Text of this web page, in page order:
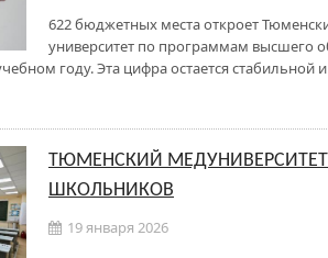
622 бюджетных места откроет
университет по программам высшего
году. Эта цифра остается стабильной
ТЮМЕНСКИЙ
ШКОЛЬНИКОВ
19 января 2026